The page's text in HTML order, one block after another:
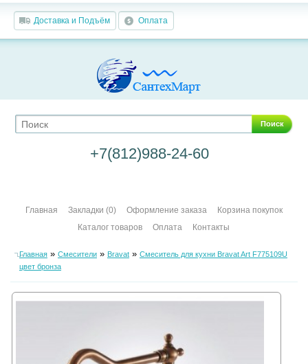
Доставка и Подъём Оплата
Поиск
+7(812)988-24-60
Главная Закладки (0) Оформление заказа
Корзина покупок
Каталог товаров
Оплата Контакты
Главная» Смесители» Bravat» Смеситель для кухни Bravat Art F775109U
цвет бронза